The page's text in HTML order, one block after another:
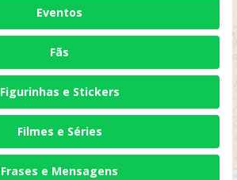
Eventos
Fãs
Figurinhas e Stickers
Filmes e Séries
Frases e Mensagens